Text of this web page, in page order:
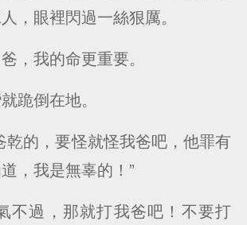
，眼裡閃過一絲狠厲。
，我的命更重要。
跪倒在地。
乾的，要怪就怪我爸吧，他罪有
，我是無辜的！”
不過，那就打我爸吧！不要打